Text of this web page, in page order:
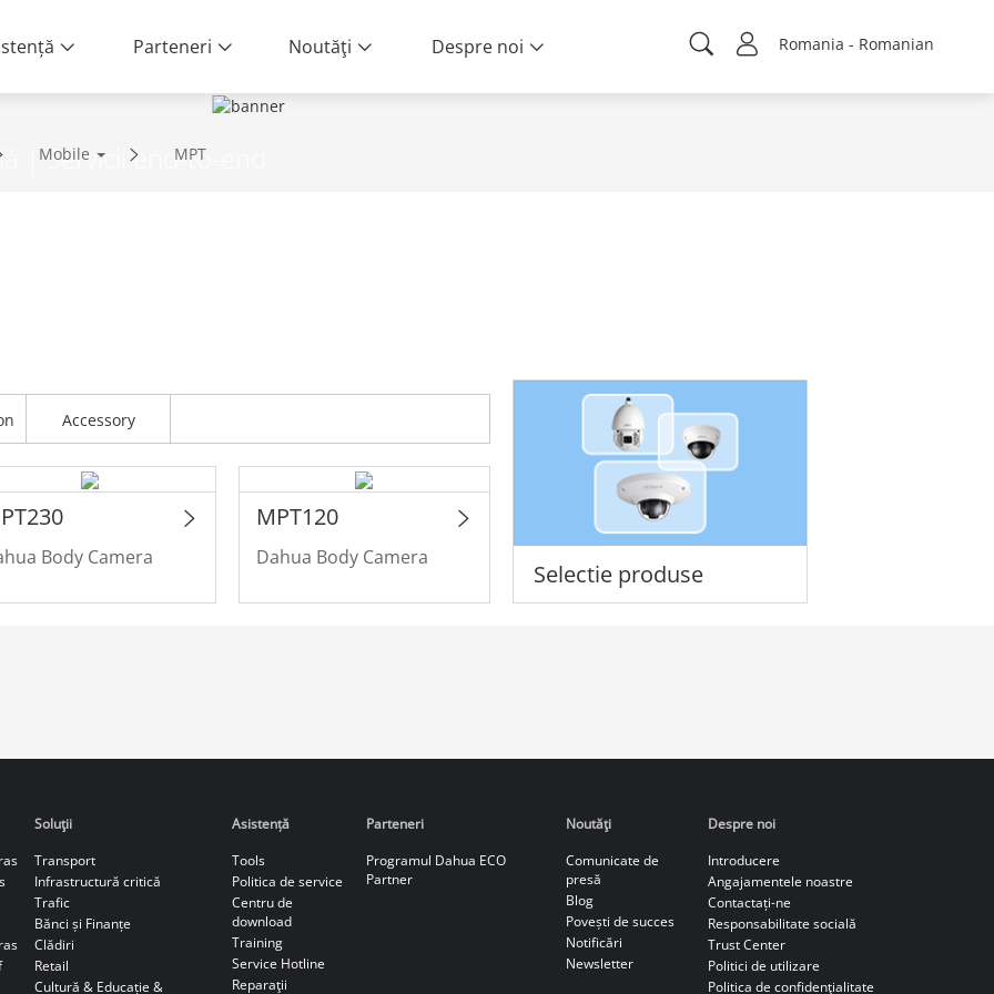
Romania - Romanian
Parteneri Noutăţi Despre noi
| Servicii end-to-end
Mobile MPT
Selectie produse
Accessory
Body Camera
MPT120
Dahua Body Camera
Soluţii
Transport
Infrastructură critică
Trafic
Bănci și Finanțe
Clădiri
Retail
Cultură & Educație &
Asistență
Tools
Politica de service
Centru de
download
Training
Service Hotline
Reparaţii
Parteneri
Programul Dahua ECO
Partner
Noutăţi
Comunicate de
presă
Blog
Povești de succes
Notificări
Newsletter
Despre noi
Introducere
Angajamentele noastre
Contactați-ne
Responsabilitate socială
Trust Center
Politici de utilizare
Politica de confidenţialitate